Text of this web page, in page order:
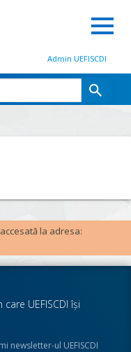
Admin UEFISCDI
la adresa:
UEFISCDI îşi
newsletter-ul UEFISCDI